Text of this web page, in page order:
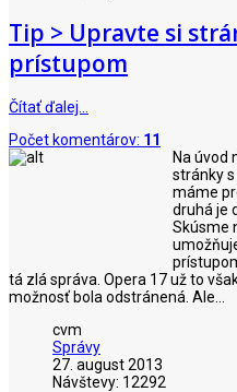
Tip > Upravte si
prístupom
Čítať ďalej…
Počet komentárov: 11
Na úvod
stránky
máme
druhá je
Skúsme
tá zlá správa. Opera 17 už to
možnosť bola odstránená. Ale...
cvm
Správy
27. august 2013
Návštevy: 12292